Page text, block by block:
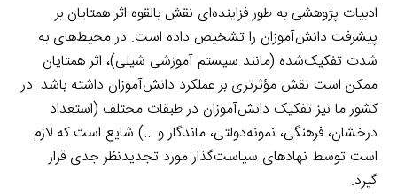
ادبیات پژوهشی به طور فزاینده‌ای نقش بالقوه اثر همتایان بر
پیشرفت دانش‌آموزان را تشخیص داده است. در محیط‌های به
شدت تفکیک‌شده (مانند سیستم آموزشی شیلی)، اثر همتایان
ممکن است نقش مؤثرتری بر عملکرد دانش‌آموزان داشته باشد. در
کشور ما نیز تفکیک دانش‌آموزان در طبقات مختلف (استعداد
درخشان، فرهنگی، نمونه‌دولتی، ماندگار و …) شایع است که لازم
است توسط نهادهای سیاست‌گذار مورد تجدیدنظر جدی قرار
گیرد.